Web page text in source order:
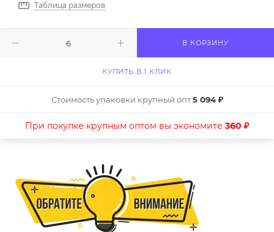
Таблица размеров
В КОРЗИНУ
КУПИТЬ В 1 КЛИК
Стоимость упаковки крупный опт5 094 ₽
При покупке крупным оптом вы экономите 360 ₽